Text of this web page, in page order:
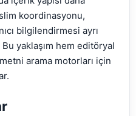
koordinasyonu,
bilgilendirmesi ayrı
yaklaşım hem editöryal
arama motorları için